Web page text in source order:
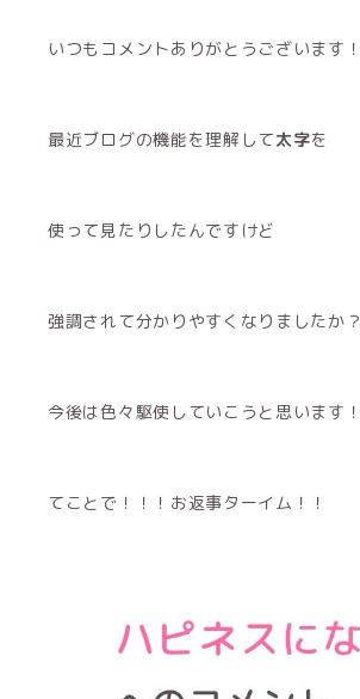
いつもコメントありがとうございます！
最近ブログの機能を理解して太字を
使って見たりしたんですけど
強調されて分かりやすくなりましたか？
今後は色々駆使していこうと思います！
てことで！！！お返事ターイム！！